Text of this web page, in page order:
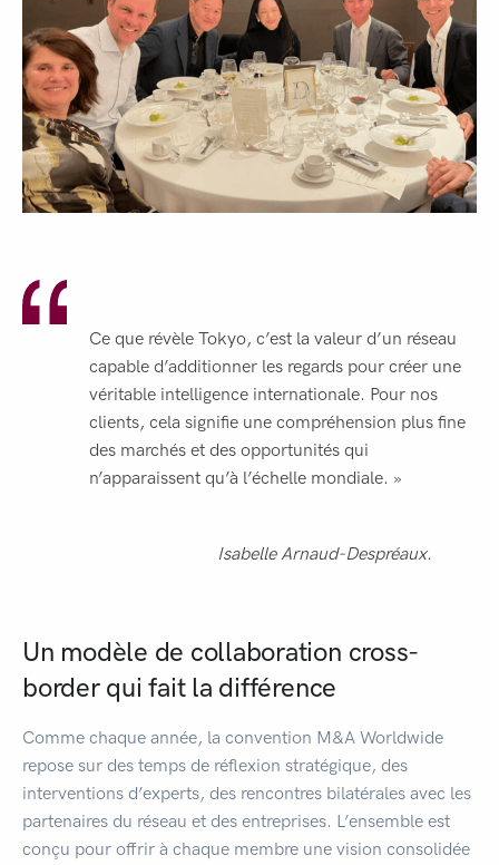
Ce que révèle Tokyo, c’est la valeur d’un réseau
capable d’additionner les regards pour créer une
véritable intelligence internationale. Pour nos
clients, cela signifie une compréhension plus fine
des marchés et des opportunités qui
n’apparaissent qu’à l’échelle mondiale. »
Isabelle Arnaud-Despréaux.
Un modèle de collaboration cross-
border qui fait la différence
Comme chaque année, la convention M&A Worldwide
repose sur des temps de réflexion stratégique, des
interventions d’experts, des rencontres bilatérales avec les
partenaires du réseau et des entreprises. L’ensemble est
conçu pour offrir à chaque membre une vision consolidée